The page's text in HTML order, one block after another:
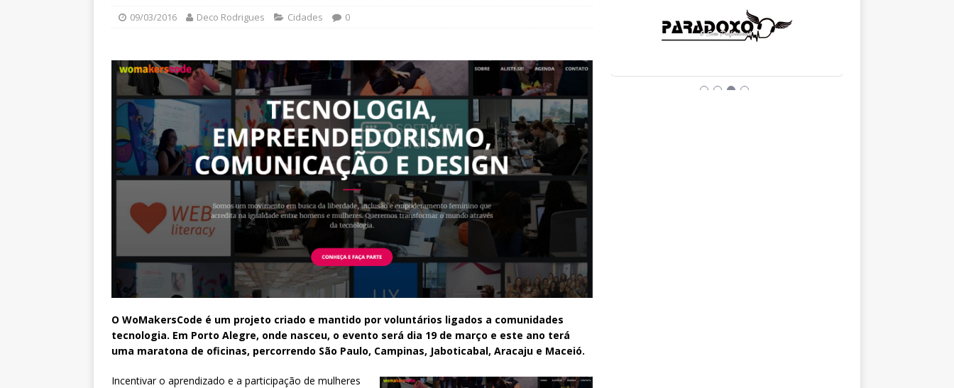
09/03/2016 Deco Rodrigues Cidades 0
O WoMakersCode é um projeto criado e mantido por voluntários ligados a comunidades
tecnologia. Em Porto Alegre, onde nasceu, o evento será dia 19 de março e este ano terá
uma maratona de oficinas, percorrendo São Paulo, Campinas, Jaboticabal, Aracaju e Maceió.
Incentivar o aprendizado e a participação de mulheres